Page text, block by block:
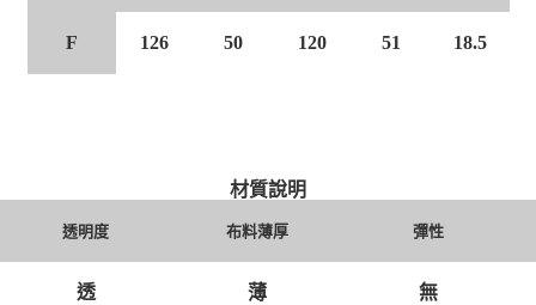
F 126 50 120 51 18.5
材質說明
透明度 布料薄厚 彈性
透 薄 無